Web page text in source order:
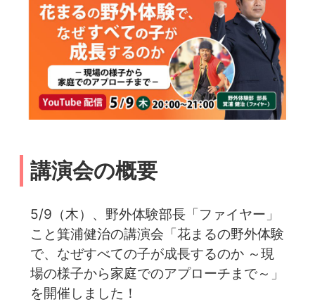
講演会の概要
5/9（木）、野外体験部長「ファイヤー」
こと箕浦健治の講演会「花まるの野外体験
で、なぜすべての子が成長するのか ～現
場の様子から家庭でのアプローチまで～」
を開催しました！